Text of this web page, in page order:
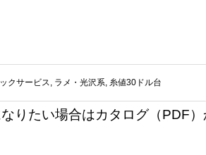
クサービス, ラメ・光沢系, 糸値30ドル台
りたい場合はカタログ（PDF